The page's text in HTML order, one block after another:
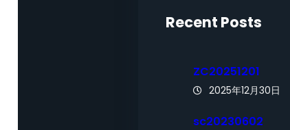
Recent Posts
ZC20251201
2025年12月30日
sc20230602